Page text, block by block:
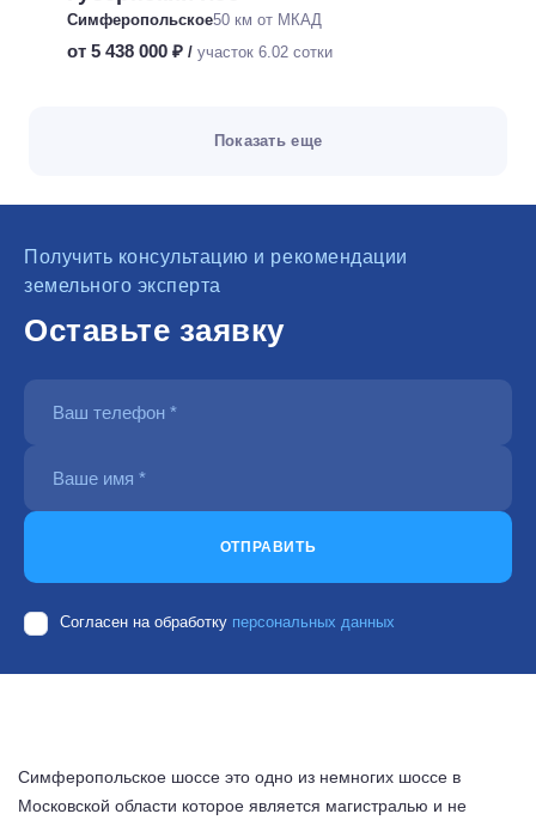
Симферопольское50 км от МКАД
от 5 438 000 ₽ / участок 6.02 сотки
Показать еще
Получить консультацию и рекомендации
земельного эксперта
Оставьте заявку
ОТПРАВИТЬ
Согласен на обработку персональных данных
Симферопольское шоссе это одно из немногих шоссе в
Московской области которое является магистралью и не